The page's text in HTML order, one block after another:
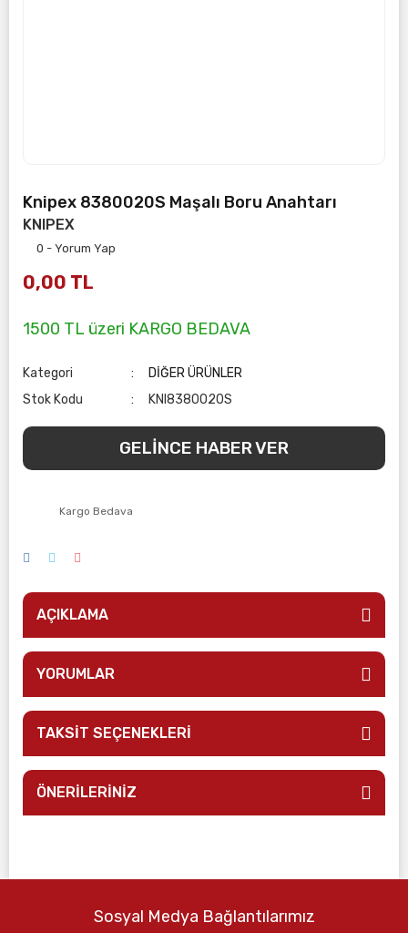
Knipex 8380020S Maşalı Boru Anahtarı
KNIPEX
0 - Yorum Yap
0,00 TL
1500 TL üzeri KARGO BEDAVA
Kategori
DİĞER ÜRÜNLER
Stok Kodu
KNI8380020S
GELİNCE HABER VER
Kargo Bedava
AÇIKLAMA
YORUMLAR
TAKSİT SEÇENEKLERİ
ÖNERİLERİNİZ
Sosyal Medya Bağlantılarımız